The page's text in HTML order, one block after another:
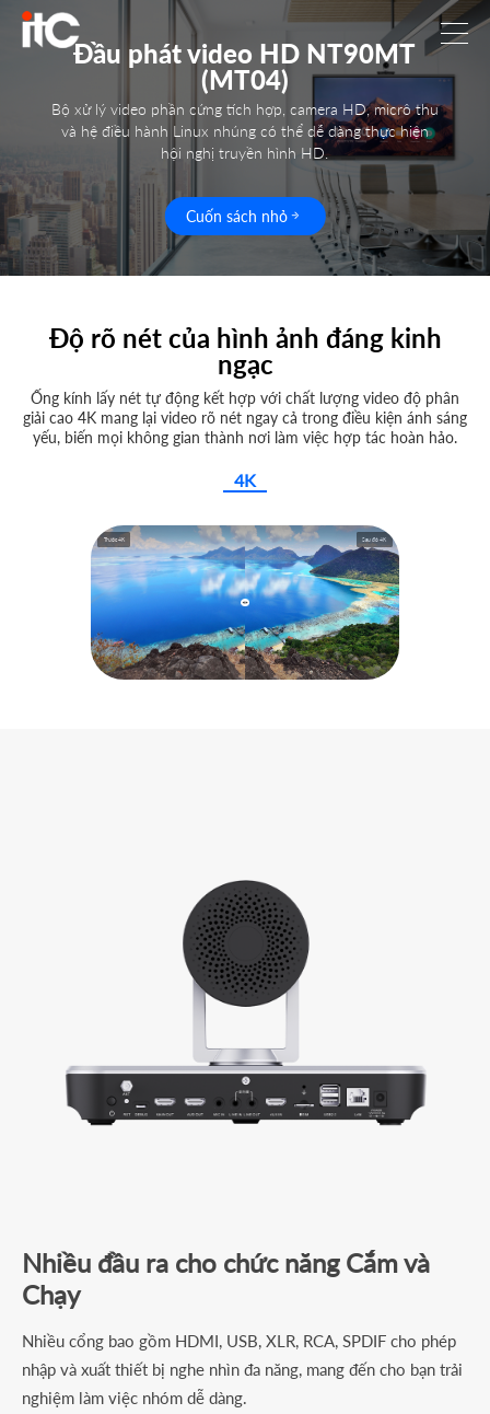
Đầu phát video HD NT90MT
(MT04)
Bộ xử lý video phần cứng tích hợp, camera HD, micrô thu
và hệ điều hành Linux nhúng có thể dễ dàng thực hiện
hội nghị truyền hình HD.
Cuốn sách nhỏ
Độ rõ nét của hình ảnh đáng kinh
ngạc
Ống kính lấy nét tự động kết hợp với chất lượng video độ phân
giải cao 4K mang lại video rõ nét ngay cả trong điều kiện ánh sáng
yếu, biến mọi không gian thành nơi làm việc hợp tác hoàn hảo.
4K
Trước 4K Sau đó 4K
Nhiều đầu ra cho chức năng Cắm và
Chạy
Nhiều cổng bao gồm HDMI, USB, XLR, RCA, SPDIF cho phép
nhập và xuất thiết bị nghe nhìn đa năng, mang đến cho bạn trải
nghiệm làm việc nhóm dễ dàng.